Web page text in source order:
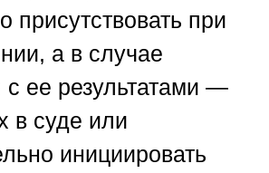
присутствовать при
а в случае
с ее результатами —
в суде или
инициировать